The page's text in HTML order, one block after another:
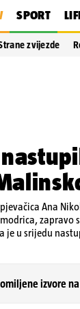
SPORT
zvijezde
Ana
zapravo
je u srijedu
izvore